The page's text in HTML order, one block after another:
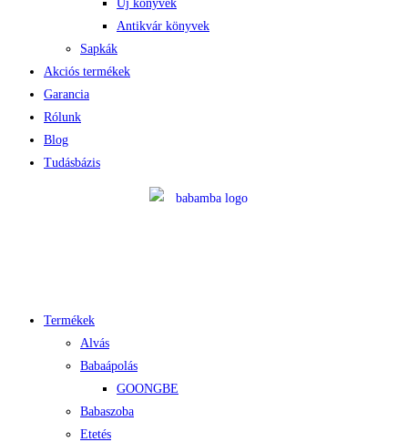
Új könyvek
Antikvár könyvek
Sapkák
Akciós termékek
Garancia
Rólunk
Blog
Tudásbázis
Termékek
Alvás
Babaápolás
GOONGBE
Babaszoba
Etetés